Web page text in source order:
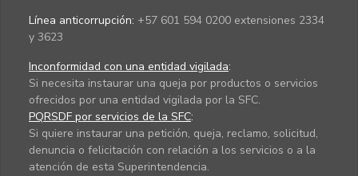
Línea anticorrupción: +57 601 594 0200 extensiones 2334
y 3623
Inconformidad con una entidad vigilada:
Si necesita instaurar una queja por productos o servicios
ofrecidos por una entidad vigilada por la SFC.
PQRSDF por servicios de la SFC:
Si quiere instaurar una petición, queja, reclamo, solicitud,
denuncia o felicitación con relación a los servicios o a la
atención de esta Superintendencia.